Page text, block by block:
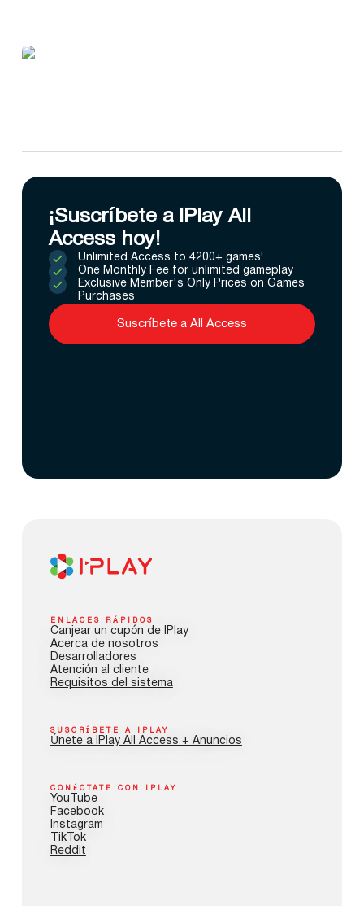
¡Suscríbete a IPlay All
Access hoy!
Unlimited Access to 4200+ games!
One Monthly Fee for unlimited gameplay
Exclusive Member's Only Prices on Games
Purchases
Suscríbete a All Access
ENLACES RÁPIDOS
Canjear un cupón de IPlay
Acerca de nosotros
Desarrolladores
Atención al cliente
Requisitos del sistema
SUSCRÍBETE A IPLAY
Únete a IPlay All Access + Anuncios
CONÉCTATE CON IPLAY
YouTube
Facebook
Instagram
TikTok
Reddit